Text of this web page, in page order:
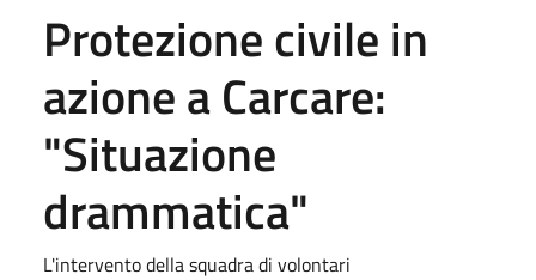
Protezione civile in
azione a Carcare:
"Situazione
drammatica"
L'intervento della squadra di volontari